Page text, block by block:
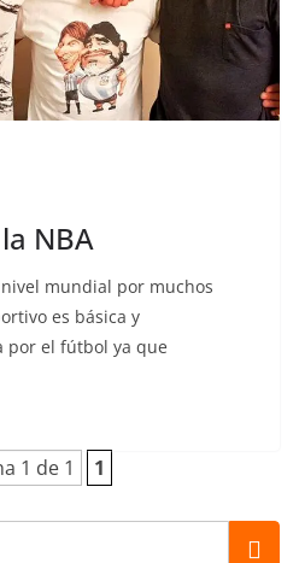
NBA
mundial por muchos
es básica y
por el fútbol ya que
1 de 1 1